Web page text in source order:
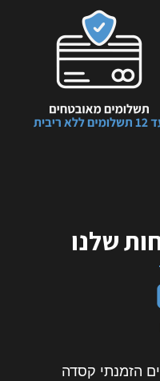
שלנו
את המוצר עד